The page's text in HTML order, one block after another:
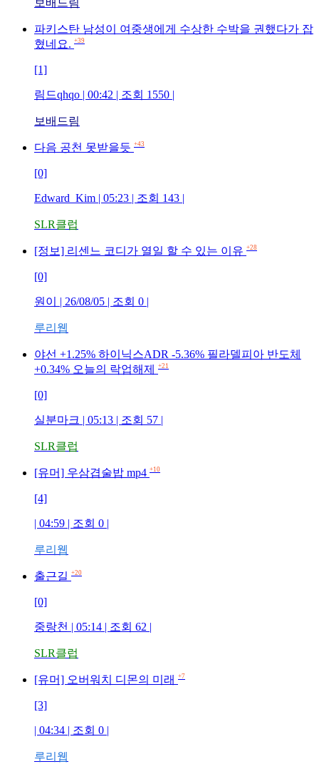
보배드림
파키스탄 남성이 여중생에게 수상한 수박을 권했다가 잡
혔네요. +39
[1]
림드qhqo | 00:42 | 조회 1550 |
보배드림
다음 공천 못받을듯 +43
[0]
Edward_Kim | 05:23 | 조회 143 |
SLR클럽
[정보] 리센느 코디가 열일 할 수 있는 이유 +28
[0]
원이 | 26/08/05 | 조회 0 |
루리웹
야선 +1.25% 하이닉스ADR -5.36% 필라델피아 반도체
+0.34% 오늘의 락업해제
+21
[0]
실분마크 | 05:13 | 조회 57 |
SLR클럽
[유머] 우삼겹술밥 mp4 +10
[4]
| 04:59 | 조회 0 |
루리웹
출근길 +20
[0]
중랑천 | 05:14 | 조회 62 |
SLR클럽
[유머] 오버워치 디몬의 미래 +7
[3]
| 04:34 | 조회 0 |
루리웹